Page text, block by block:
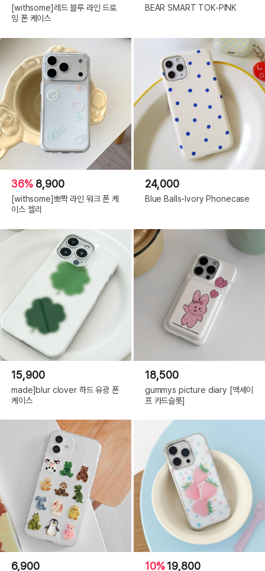
[withsome]레드 블루 라인 드로
잉 폰 케이스
BEAR SMART TOK-PINK
36% 8,900
[withsome]뽀짝 라인 워크 폰 케
이스 젤리
24,000
Blue Balls-Ivory Phonecase
15,900
made]blur clover 하드 유광 폰
케이스
18,500
gummys picture diary [맥세이
프 카드슬롯]
6,900 10%19,800